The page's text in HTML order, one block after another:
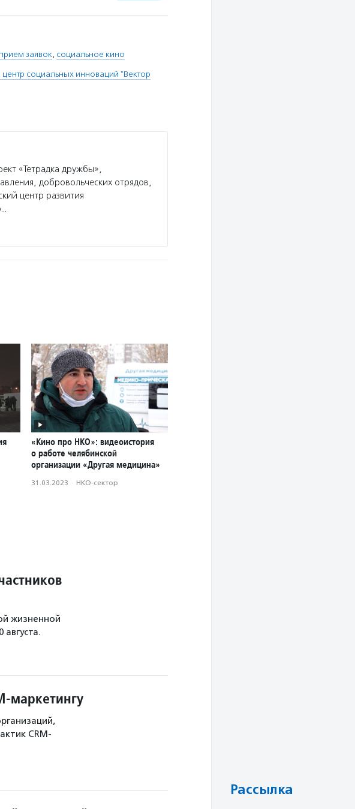
прием заявок, социальное кино
социальных инноваций "Вектор
«Тетрадка дружбы»,
добровольческих отрядов,
центр развития
«Кино про НКО»: видеоистория
о работе челябинской
организации «Другая медицина»
31.03.2023 · НКО-сектор
жизненной
маркетингу
CRM-
Рассылка